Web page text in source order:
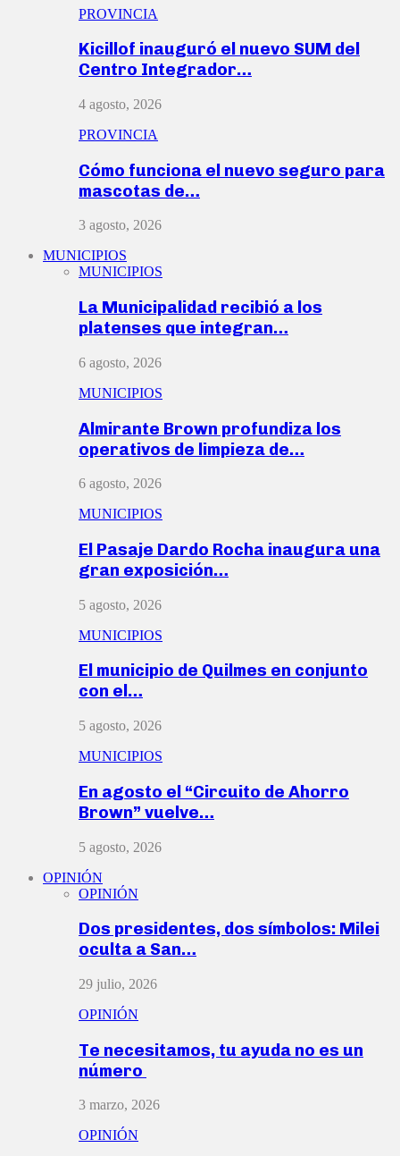
PROVINCIA
Kicillof inauguró el nuevo SUM del
Centro Integrador…
4 agosto, 2026
PROVINCIA
Cómo funciona el nuevo seguro para
mascotas de…
3 agosto, 2026
MUNICIPIOS
MUNICIPIOS
La Municipalidad recibió a los
platenses que integran…
6 agosto, 2026
MUNICIPIOS
Almirante Brown profundiza los
operativos de limpieza de…
6 agosto, 2026
MUNICIPIOS
El Pasaje Dardo Rocha inaugura una
gran exposición…
5 agosto, 2026
MUNICIPIOS
El municipio de Quilmes en conjunto
con el…
5 agosto, 2026
MUNICIPIOS
En agosto el “Circuito de Ahorro
Brown” vuelve…
5 agosto, 2026
OPINIÓN
OPINIÓN
Dos presidentes, dos símbolos: Milei
oculta a San…
29 julio, 2026
OPINIÓN
Te necesitamos, tu ayuda no es un
número
3 marzo, 2026
OPINIÓN